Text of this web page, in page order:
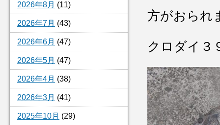
2026年8月 (11)
2026年7月 (43)
2026年6月 (47)
2026年5月 (47)
2026年4月 (38)
2026年3月 (41)
2025年10月 (29)
方がおられ
クロダイ